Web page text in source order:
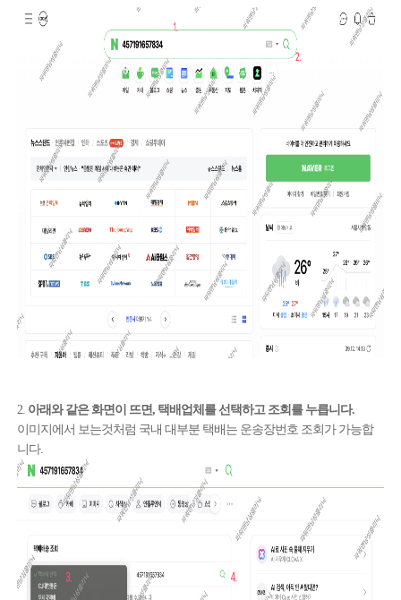
2. 아래와 같은 화면이 뜨면, 택배업체를 선택하고 조회를 누릅니다.
이미지에서 보는것처럼 국내 대부분 택배는 운송장번호 조회가 가능합
니다.